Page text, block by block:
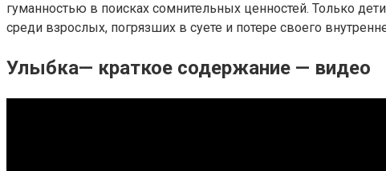
гуманностью в поисках сомнительных ценностей. Только
среди взрослых, погрязших в суете и потере своего
Улыбка— краткое содержание — видео